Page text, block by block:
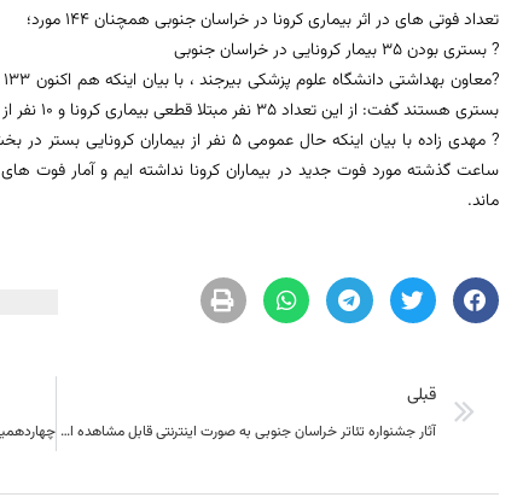
تعداد فوتی های در اثر بیماری کرونا در خراسان جنوبی همچنان 1۴۴ مورد؛
? بستری بودن 35 بیمار کرونایی در خراسان جنوبی
بستری هستند گفت: از این تعداد 35 نفر مبتلا قطعی بیماری کرونا و 10 نفر از مبتلایان کرونا در بخش مراقبت های ویژه بستری هستند.
ماند.
قبلی
آثار جشنواره تئاتر خراسان جنوبی به صورت اینترنتی قابل مشاهده است